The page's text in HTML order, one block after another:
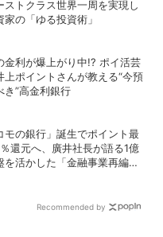
ストクラス世界一周を実現し
家の「ゆる投資術」
金利が爆上がり中!? ポイ活芸
上ポイントさんが教える“今預
き”高金利銀行
モの銀行」誕生でポイント最
還元へ、廣井社長が語る1億
を活かした「金融事業再編」
Recommended by